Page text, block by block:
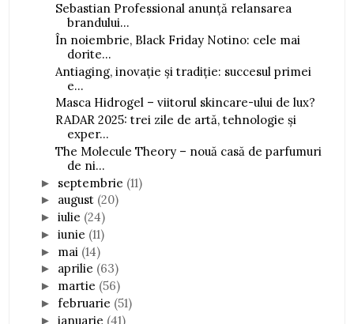
Sebastian Professional anunță relansarea
brandului...
În noiembrie, Black Friday Notino: cele mai
dorite...
Antiaging, inovație și tradiție: succesul primei
e...
Masca Hidrogel – viitorul skincare-ului de lux?
RADAR 2025: trei zile de artă, tehnologie și
exper...
The Molecule Theory – nouă casă de parfumuri
de ni...
► septembrie (11)
► august (20)
►iulie (24)
►iunie (11)
► mai (14)
► aprilie (63)
► martie (56)
►februarie (51)
►ianuarie (41)